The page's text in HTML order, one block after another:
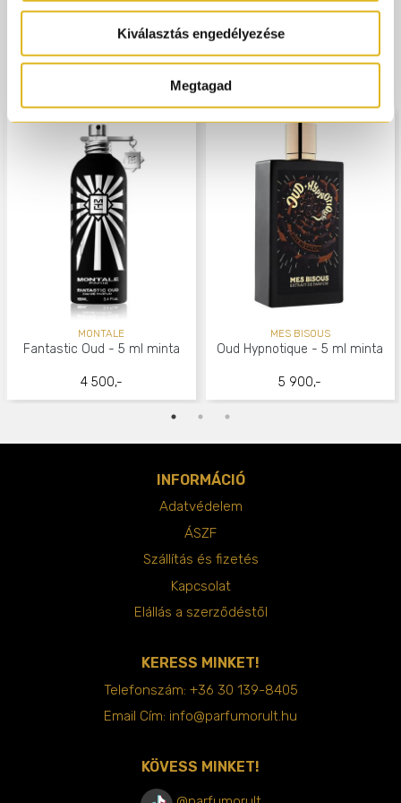
Kiválasztás engedélyezése
Megtagad
4 500,-
MONTALE
Fantastic Oud - 5 ml minta
5 900,-
MES BISOUS
Oud Hypnotique - 5 ml minta
INFORMÁCIÓ
Adatvédelem
ÁSZF
Szállítás és fizetés
Kapcsolat
Elállás a szerződéstől
KERESS MINKET!
Telefonszám: +36 30 139-8405
Email Cím: info@parfumorult.hu
KÖVESS MINKET!